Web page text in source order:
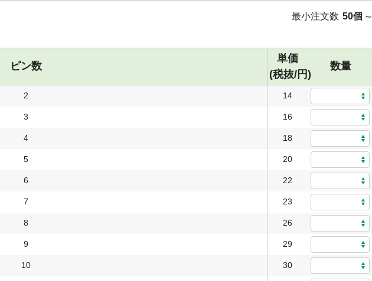
最小注文数 50個
ピン数
単価
(税抜/円)
数量
2 14
3 16
4 18
5 20
6 22
7 23
8 26
9 29
10 30